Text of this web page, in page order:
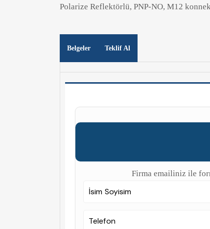
Polarize Reflektörlü, PNP-NO, M12
Belgeler Teklif Al
Firma emailiniz ile